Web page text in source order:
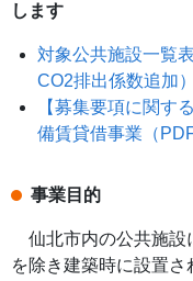
します
対象公共施設一覧
CO2排出係数追加
【募集要項に関す
備賃貸借事業（
事業目的
仙北市内の公共施設
を除き建築時に設置